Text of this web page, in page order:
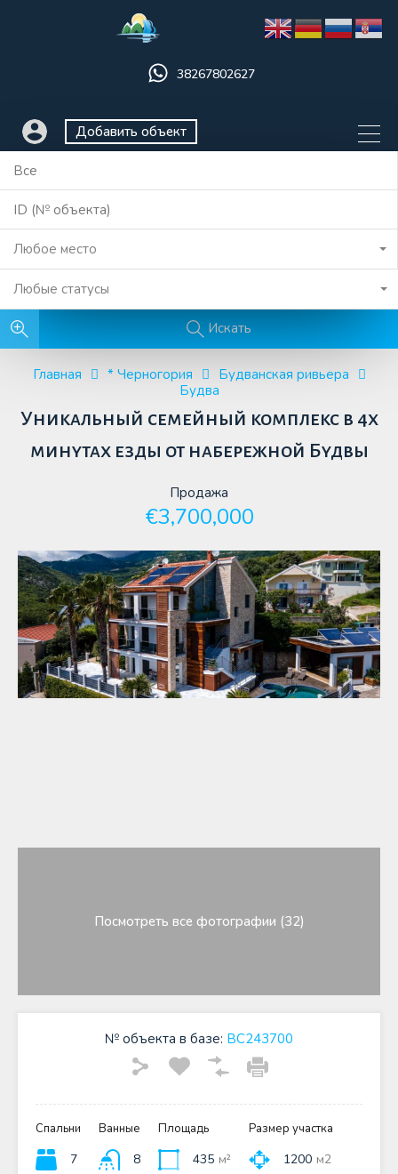
38267802627
Добавить объект
Любое место
Любые статусы
Искать
Главная * Черногория
Будванская ривьера
Будва
Уникальный семейный комплекс в 4х
минутах езды от набережной Будвы
Продажа
€3,700,000
Посмотреть все фотографии (32)
№ объекта в базе: BC243700
Спальни
7
Ванные
8
Площадь
435 м²
Размер участка
1200 м2